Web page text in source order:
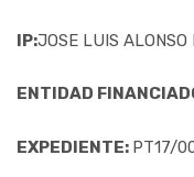
IP:JOSE LUIS ALONSO
ENTIDAD
EXPEDIENTE: PT17/